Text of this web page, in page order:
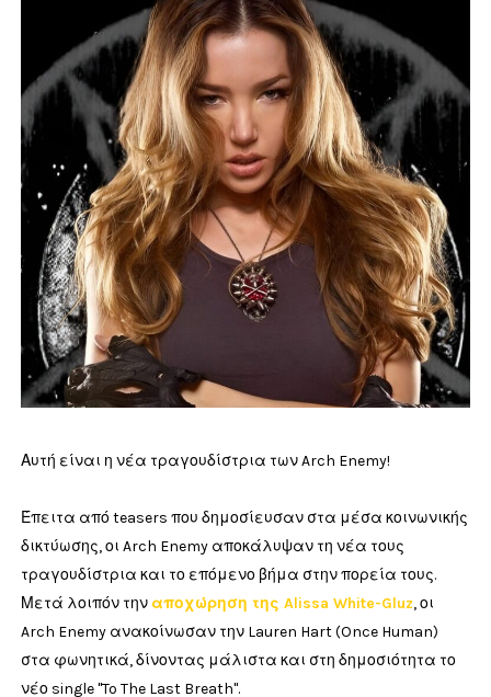
Αυτή είναι η νέα τραγουδίστρια των Arch Enemy!
Έπειτα από teasers που δημοσίευσαν στα μέσα κοινωνικής
δικτύωσης, οι Arch Enemy αποκάλυψαν τη νέα τους
τραγουδίστρια και το επόμενο βήμα στην πορεία τους.
Μετά λοιπόν τηναποχώρηση της Alissa White-Gluz, οι
Arch Enemy ανακοίνωσαν την Lauren Hart (Once Human)
στα φωνητικά, δίνοντας μάλιστα και στη δημοσιότητα το
νέο single "To The Last Breath".